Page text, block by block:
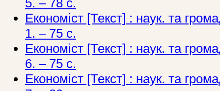
Економіст [Текст] : наук. та
1. – 75 c.
Економіст [Текст] : наук. та
6. – 75 с.
Економіст [Текст] : наук. та